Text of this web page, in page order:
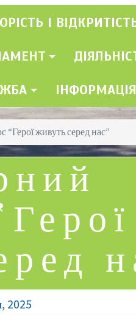
І
ІНФОРМАЦІЯ
“Герої живуть серед нас”
2025